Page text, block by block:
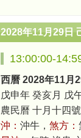
2028年11月29日
13:00:00-
西曆 2028年11月
戊申年 癸亥月 戊
農民曆 十月十四
沖： 沖牛， 煞方：